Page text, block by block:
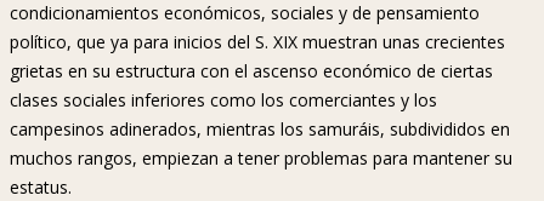
condicionamientos económicos, sociales y de pensamiento
político, que ya para inicios del S. XIX muestran unas crecientes
grietas en su estructura con el ascenso económico de ciertas
clases sociales inferiores como los comerciantes y los
campesinos adinerados, mientras los samuráis, subdivididos en
muchos rangos, empiezan a tener problemas para mantener su
estatus.